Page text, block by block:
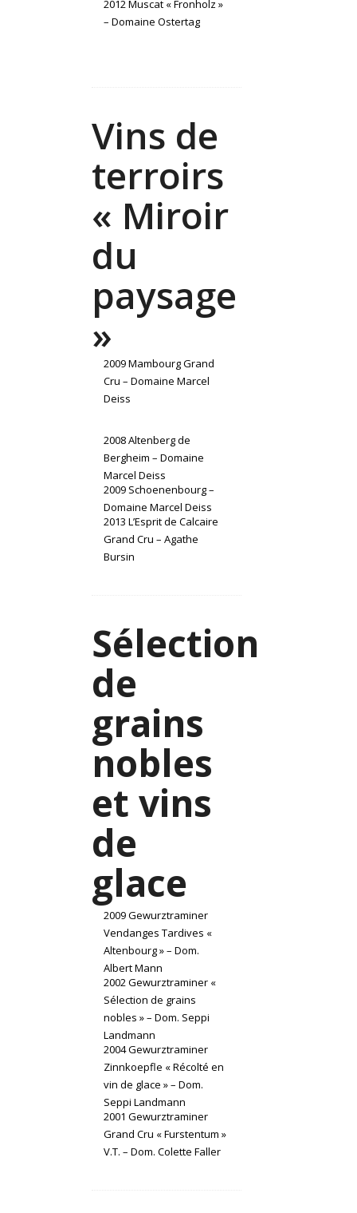
2012 Muscat « Fronholz »
– Domaine Ostertag
Vins de
terroirs
« Miroir
du
paysage
»
2009 Mambourg Grand
Cru – Domaine Marcel
Deiss
2008 Altenberg de
Bergheim – Domaine
Marcel Deiss
2009 Schoenenbourg –
Domaine Marcel Deiss
2013 L’Esprit de Calcaire
Grand Cru – Agathe
Bursin
Sélection
de
grains
nobles
et vins
de
glace
2009 Gewurztraminer
Vendanges Tardives «
Altenbourg » – Dom.
Albert Mann
2002 Gewurztraminer «
Sélection de grains
nobles » – Dom. Seppi
Landmann
2004 Gewurztraminer
Zinnkoepfle « Récolté en
vin de glace » – Dom.
Seppi Landmann
2001 Gewurztraminer
Grand Cru « Furstentum »
V.T. – Dom. Colette Faller